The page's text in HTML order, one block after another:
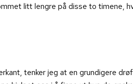
litt lengre på disse to timene,
tenker jeg at en grundigere